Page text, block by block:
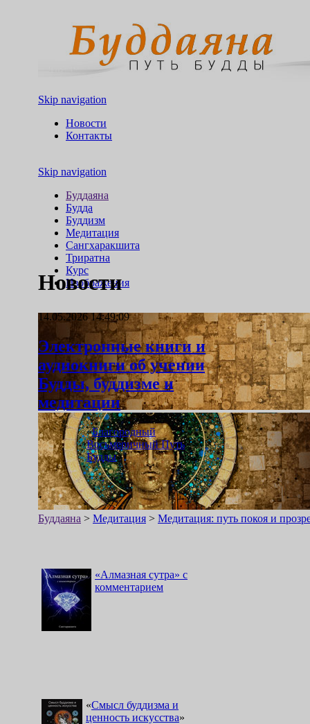
Skip navigation
Новости
Контакты
Skip navigation
Буддаяна
Будда
Буддизм
Медитация
Сангхаракшита
Триратна
Курс
Изображения
Буддаяна > Медитация > Медитация: путь покоя и
Новости
14.05.2026 14:49:09
Электронные книги и
аудиокниги об учении
Будды, буддизме и
медитации
«Благородный
Восьмеричный Путь
Будды»
«Алмазная сутра» с
комментарием
«Смысл буддизма и
ценность искусства»